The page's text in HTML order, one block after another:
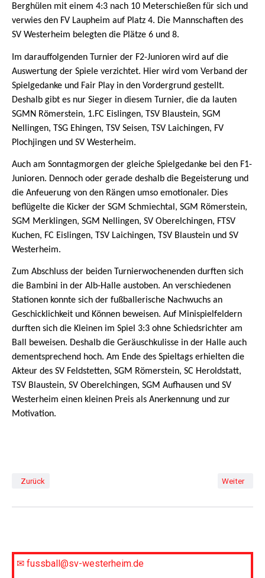
Berghülen mit einem 4:3 nach 10 Meterschießen für sich und
verwies den FV Laupheim auf Platz 4. Die Mannschaften des
SV Westerheim belegten die Plätze 6 und 8.
Im darauffolgenden Turnier der F2-Junioren wird auf die
Auswertung der Spiele verzichtet. Hier wird vom Verband der
Spielgedanke und Fair Play in den Vordergrund gestellt.
Deshalb gibt es nur Sieger in diesem Turnier, die da lauten
SGMN Römerstein, 1.FC Eislingen, TSV Blaustein, SGM
Nellingen, TSG Ehingen, TSV Seisen, TSV Laichingen, FV
Plochjingen und SV Westerheim.
Auch am Sonntagmorgen der gleiche Spielgedanke bei den F1-
Junioren. Dennoch oder gerade deshalb die Begeisterung und
die Anfeuerung von den Rängen umso emotionaler. Dies
beflügelte die Kicker der SGM Schmiechtal, SGM Römerstein,
SGM Merklingen, SGM Nellingen, SV Oberelchingen, FTSV
Kuchen, FC Eislingen, TSV Laichingen, TSV Blaustein und SV
Westerheim.
Zum Abschluss der beiden Turnierwochenenden durften sich
die Bambini in der Alb-Halle austoben. An verschiedenen
Stationen konnte sich der fußballerische Nachwuchs an
Geschicklichkeit und Können beweisen. Auf Minispielfeldern
durften sich die Kleinen im Spiel 3:3 ohne Schiedsrichter am
Ball beweisen. Deshalb die Geräuschkulisse in der Halle auch
dementsprechend hoch. Am Ende des Spieltags erhielten die
Akteur des SV Feldstetten, SGM Römerstein, SC Heroldstatt,
TSV Blaustein, SV Oberelchingen, SGM Aufhausen und SV
Westerheim einen kleinen Preis als Anerkennung und zur
Motivation.
Vorheriger Beitrag: Jugendabteilung stellt sich für 20/21 neu auf
Zurück Nächster
Weiter
✉ fussball@sv-westerheim.de